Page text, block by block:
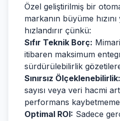
Özel geliştirilmiş bir
markanın büyüme
hızlandırır çünkü:
Sıfır Teknik Borç:
itibaren maksimum
sürdürülebilirlik
Sınırsız Ölçeklenebilirlik:
sayısı veya veri hacmi
performans
Optimal ROI: Sadece